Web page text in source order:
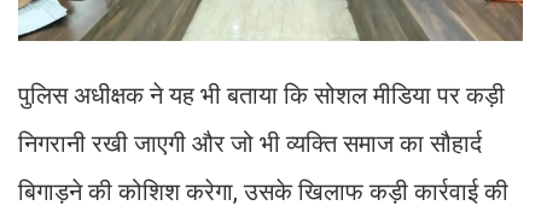
पुलिस अधीक्षक ने यह भी बताया कि सोशल मीडिया पर कड़ी
निगरानी रखी जाएगी और जो भी व्यक्ति समाज का सौहार्द
बिगाड़ने की कोशिश करेगा, उसके खिलाफ कड़ी कार्रवाई की